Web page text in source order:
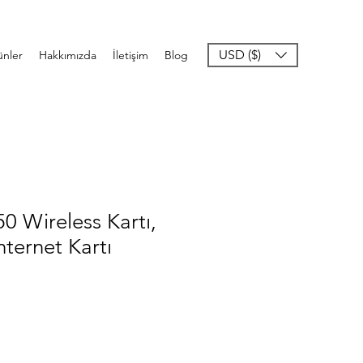
Hakkımızda İletişim Blog USD ($)
Wireless Kartı,
Kartı